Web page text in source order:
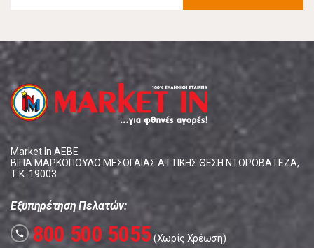
Market In ΑΕΒΕ
ΒΙΠΑ ΜΑΡΚΟΠΟΥΛΟ ΜΕΣΟΓΑΙΑΣ ΑΤΤΙΚΗΣ ΘΕΣΗ ΝΤΟΡΟΒΑΤΕΖΑ,
Τ.Κ. 19003
Εξυπηρέτηση Πελατών:
call 800 500 5055(Χωρίς Χρέωση)